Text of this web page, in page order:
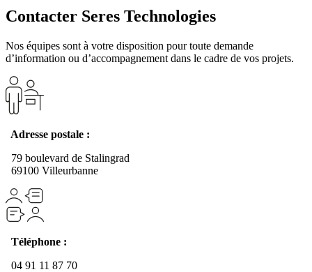
Contacter Seres Technologies
Nos équipes sont à votre disposition pour toute demande
d’information ou d’accompagnement dans le cadre de vos projets.
Adresse postale :
79 boulevard de Stalingrad
69100 Villeurbanne
Téléphone :
04 91 11 87 70